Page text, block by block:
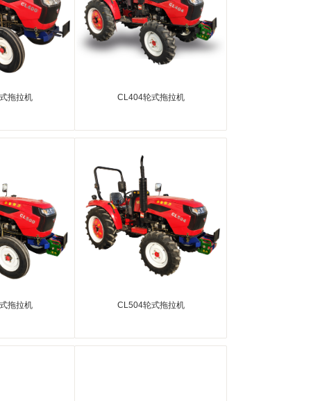
拖拉机 CL404轮式拖拉机
拖拉机 CL504轮式拖拉机